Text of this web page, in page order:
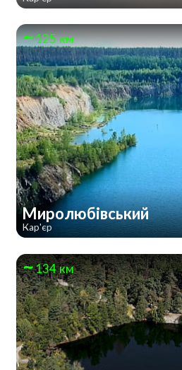
125 км
Миролюбівський
Кар'єр
134 км